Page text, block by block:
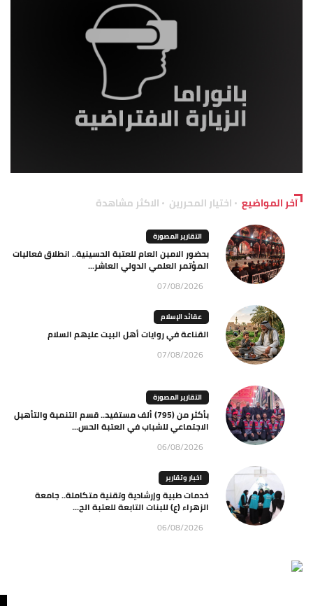
آخر المواضيع اختيار المحررين الاكثر مشاهدة
التقارير المصورة
بحضور الامين العام للعتبة الحسينية.. انطلاق فعاليات
المؤتمر العلمي الدولي العاشر...
07/08/2026
عقائد الإسلام
القناعة في روايات أهل البيت عليهم السلام
07/08/2026
التقارير المصورة
بأكثر من (795) ألف مستفيد.. قسم التنمية والتأهيل
الاجتماعي للشباب في العتبة الحس...
06/08/2026
اخبار وتقارير
خدمات طبية وإرشادية وتقنية متكاملة.. جامعة
الزهراء (ع) للبنات التابعة للعتبة الح...
06/08/2026